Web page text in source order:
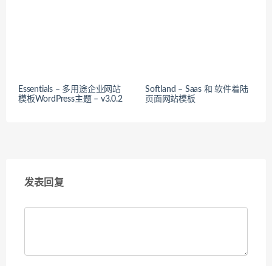
Essentials – 多用途企业网站
模板WordPress主题 – v3.0.2
Softland – Saas 和 软件着陆
页面网站模板
发表回复